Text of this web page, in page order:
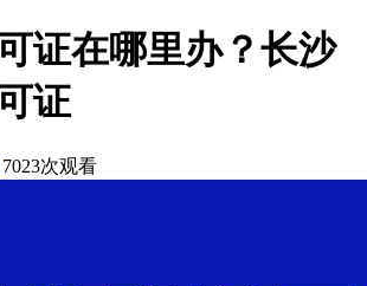
证在哪里办？长沙
证
7023次观看